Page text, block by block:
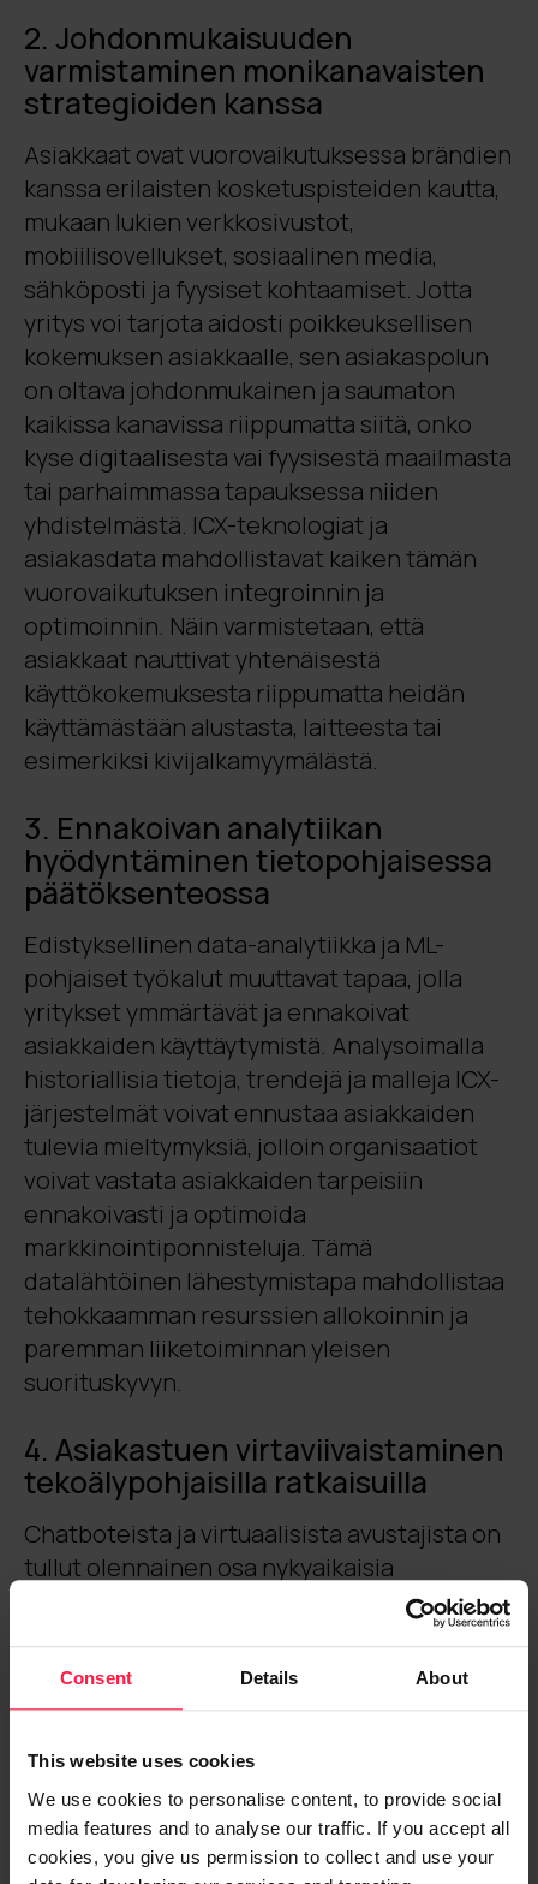
Consent Details About
This website uses cookies
We use cookies to personalise content, to provide social
media features and to analyse our traffic. If you accept all
cookies, you give us permission to collect and use your
2. Johdonmukaisuuden
varmistaminen monikanavaisten
strategioiden kanssa
Asiakkaat ovat vuorovaikutuksessa brändien
kanssa erilaisten kosketuspisteiden kautta,
mukaan lukien verkkosivustot,
mobiilisovellukset, sosiaalinen media,
sähköposti ja fyysiset kohtaamiset. Jotta
yritys voi tarjota aidosti poikkeuksellisen
kokemuksen asiakkaalle, sen asiakaspolun
on oltava johdonmukainen ja saumaton
kaikissa kanavissa riippumatta siitä, onko
kyse digitaalisesta vai fyysisestä maailmasta
tai parhaimmassa tapauksessa niiden
yhdistelmästä. ICX-teknologiat ja
asiakasdata mahdollistavat kaiken tämän
vuorovaikutuksen integroinnin ja
optimoinnin. Näin varmistetaan, että
asiakkaat nauttivat yhtenäisestä
käyttökokemuksesta riippumatta heidän
käyttämästään alustasta, laitteesta tai
esimerkiksi kivijalkamyymälästä.
3. Ennakoivan analytiikan
hyödyntäminen tietopohjaisessa
päätöksenteossa
Edistyksellinen data-analytiikka ja ML-
pohjaiset työkalut muuttavat tapaa, jolla
yritykset ymmärtävät ja ennakoivat
asiakkaiden käyttäytymistä. Analysoimalla
historiallisia tietoja, trendejä ja malleja ICX-
järjestelmät voivat ennustaa asiakkaiden
tulevia mieltymyksiä, jolloin organisaatiot
voivat vastata asiakkaiden tarpeisiin
ennakoivasti ja optimoida
markkinointiponnisteluja. Tämä
datalähtöinen lähestymistapa mahdollistaa
tehokkaamman resurssien allokoinnin ja
paremman liiketoiminnan yleisen
suorituskyvyn.
4. Asiakastuen virtaviivaistaminen
tekoälypohjaisilla ratkaisuilla
Chatboteista ja virtuaalisista avustajista on
tullut olennainen osa nykyaikaisia
asiakastukistrategioita. Automatisoimalla
rutiinikyselyt ja tarjoamalla reaaliaikaista
apua nämä tekoälyllä toimivat työkalut
lyhentävät merkittävästi vastausaikoja ja
erittäin tärkeää, että reaaliaikainen
asiakastieto on saatavilla ja
hyödynnettävissä sekä kunnossa. Lisäksi se
vapauttaa ihmisiä keskittymään